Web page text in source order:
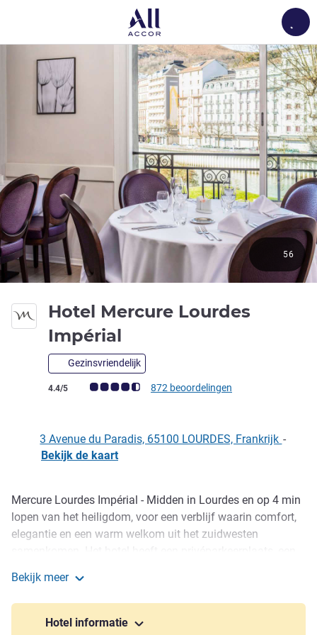
Hotel Mercure Lourdes
Impérial
Gezinsvriendelijk
Avis-klantbeoordeling (ALL beoordeling)
4.4/5 872 beoordelingen
56
3 Avenue du Paradis, 65100 LOURDES, Frankrijk -
Bekijk de kaart
Omschrijving
Mercure Lourdes Impérial - Midden in Lourdes en op 4 min
lopen van het heiligdom, voor een verblijf waarin comfort,
elegantie en een warm welkom uit het zuidwesten
uitzicht op Lourdes en de Pyreneeën. In het centrum,
tegenover Gave de Pau, ontdekt u gemakkelijk de
belangrijkste bezienswaardigheden, maakt u wandelingen
Bekijk meer
Hotel informatie